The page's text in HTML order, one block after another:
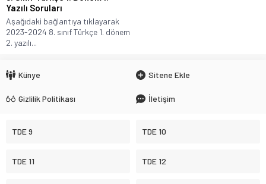
Yazılı Soruları
Aşağıdaki bağlantıya tıklayarak
2023-2024 8. sınıf Türkçe 1. dönem
2. yazılı...
Künye Sitene Ekle
Gizlilik Politikası İletişim
TDE 9 TDE 10
TDE 11 TDE 12